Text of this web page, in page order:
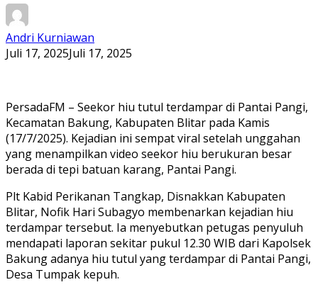
Andri Kurniawan
Juli 17, 2025Juli 17, 2025
PersadaFM – Seekor hiu tutul terdampar di Pantai Pangi,
Kecamatan Bakung, Kabupaten Blitar pada Kamis
(17/7/2025). Kejadian ini sempat viral setelah unggahan
yang menampilkan video seekor hiu berukuran besar
berada di tepi batuan karang, Pantai Pangi.
Plt Kabid Perikanan Tangkap, Disnakkan Kabupaten
Blitar, Nofik Hari Subagyo membenarkan kejadian hiu
terdampar tersebut. Ia menyebutkan petugas penyuluh
mendapati laporan sekitar pukul 12.30 WIB dari Kapolsek
Bakung adanya hiu tutul yang terdampar di Pantai Pangi,
Desa Tumpak kepuh.